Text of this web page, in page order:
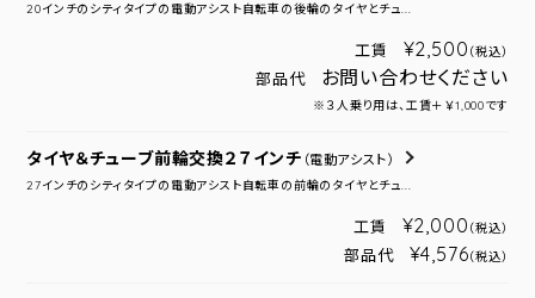
20インチのシティタイプの電動アシスト自転車の後輪のタイヤとチュ...
工賃 ¥2,500 （税込）
部品代 お問い合わせください
※３人乗り用は、工賃＋￥1,000です
タイヤ＆チューブ前輪交換２７インチ （電動アシスト）
27インチのシティタイプの電動アシスト自転車の前輪のタイヤとチュ...
工賃 ¥2,000 （税込）
部品代 ¥4,576（税込）